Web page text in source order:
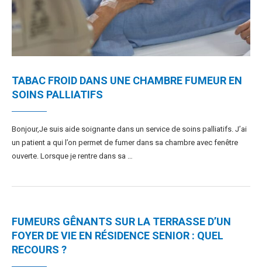
TABAC FROID DANS UNE CHAMBRE FUMEUR EN
SOINS PALLIATIFS
Bonjour,Je suis aide soignante dans un service de soins palliatifs. J’ai
un patient a qui l’on permet de fumer dans sa chambre avec fenêtre
ouverte. Lorsque je rentre dans sa …
FUMEURS GÊNANTS SUR LA TERRASSE D’UN
FOYER DE VIE EN RÉSIDENCE SENIOR : QUEL
RECOURS ?